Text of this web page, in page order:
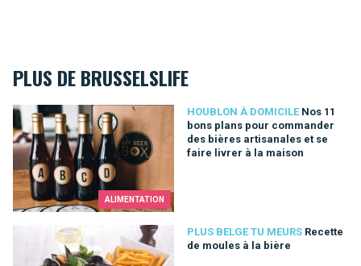
PLUS DE BRUSSELSLIFE
ALIMENTATION
HOUBLON À DOMICILE Nos 11
bons plans pour commander
des bières artisanales et se
faire livrer à la maison
Nos 11 bons plans pour commander des bières artisanales
PLUS BELGE TU MEURS Recette
de moules à la bière
Recette de moules à la bière